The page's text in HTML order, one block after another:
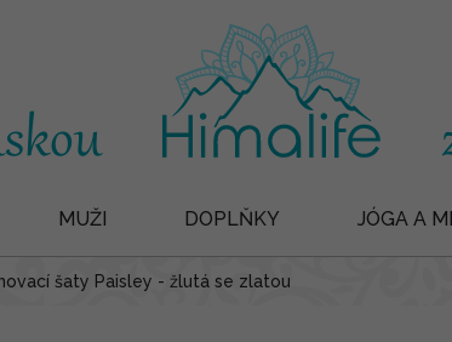
MUŽI DOPLŇKY JÓGA A
šaty Paisley - žlutá se zlatou